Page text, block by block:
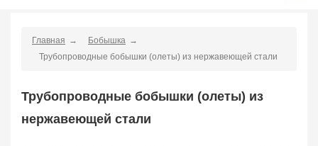
Крестовина 361
Переходник понижающий
Муфта соединительная 683
Заглушка, крышка 1708
Главная
Бобышка
Трубопроводные бобышки (олеты) из нержавеющей стали
Трубопроводные бобышки (олеты) из
нержавеющей стали